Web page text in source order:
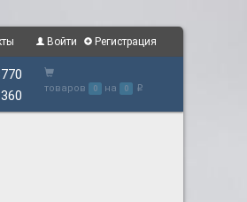
Войти Регистрация
товаров 0 на 0 p